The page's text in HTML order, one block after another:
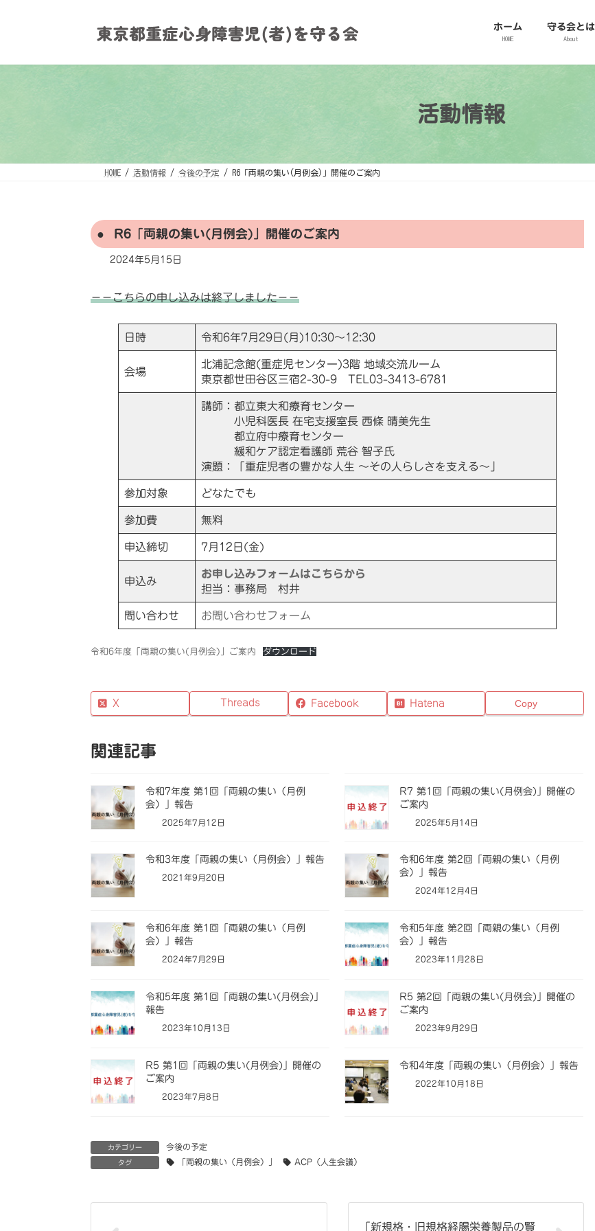
ホーム
HOME
守る会とは
About
活動情報
HOME 活動情報 今後の予定 R6「両親の集い(月例会)」開催のご案内
R6「両親の集い(月例会)」開催のご案内
2024年5月15日
－－こちらの申し込みは終了しました－－
日時 令和6年7月29日(月)10:30～12:30
会場
北浦記念館(重症児センター)3階 地域交流ルーム
東京都世田谷区三宿2-30-9 TEL03-3413-6781
講師：都立東大和療育センター
小児科医長 在宅支援室長 西條 晴美先生
都立府中療育センター
緩和ケア認定看護師 荒谷 智子氏
演題：「重症児者の豊かな人生 〜その人らしさを支える〜」
参加対象 どなたでも
参加費 無料
申込締切 7月12日(金)
申込み
お申し込みフォームはこちらから
担当：事務局 村井
問い合わせ お問い合わせフォーム
令和6年度「両親の集い(月例会)」ご案内 ダウンロード
Facebook
X Threads Hatena Copy
関連記事
令和7年度 第1回「両親の集い（月例
会）」報告
2025年7月12日
R7 第1回「両親の集い(月例会)」開催の
ご案内
2025年5月14日
令和3年度「両親の集い（月例会）」報告
2021年9月20日
令和6年度 第2回「両親の集い（月例
会）」報告
2024年12月4日
令和6年度 第1回「両親の集い（月例
会）」報告
2024年7月29日
令和5年度 第2回「両親の集い（月例
会）」報告
2023年11月28日
令和5年度 第1回「両親の集い(月例会)」
報告
2023年10月13日
R5 第2回「両親の集い(月例会)」開催の
ご案内
2023年9月29日
R5 第1回「両親の集い(月例会)」開催の
ご案内
2023年7月8日
令和4年度「両親の集い（月例会）」報告
2022年10月18日
カテゴリー 今後の予定
タグ 「両親の集い（月例会）」 ACP（人生会議）
「新規格・旧規格経腸栄養製品の賢